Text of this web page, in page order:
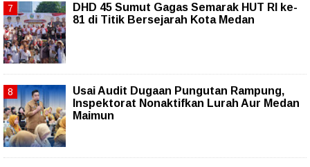
DHD 45 Sumut Gagas Semarak HUT RI ke-
81 di Titik Bersejarah Kota Medan
Usai Audit Dugaan Pungutan Rampung,
Inspektorat Nonaktifkan Lurah Aur Medan
Maimun